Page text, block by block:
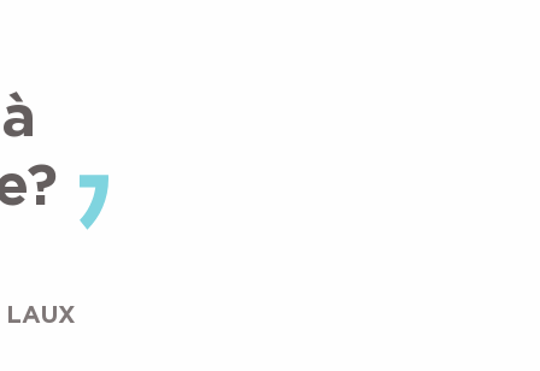
LAUX